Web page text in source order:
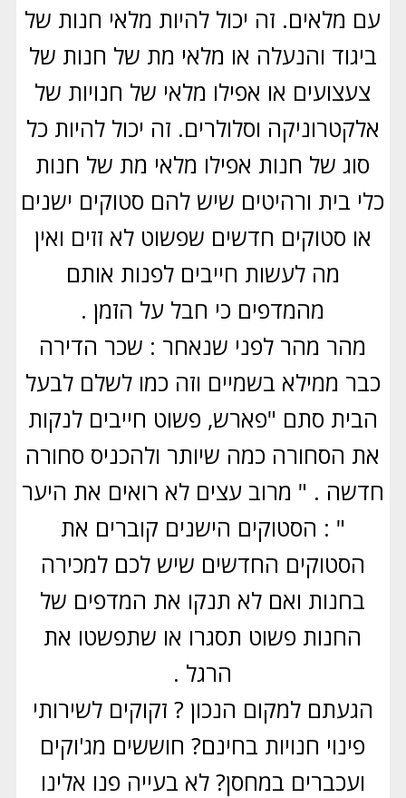
עם מלאים. זה יכול להיות מלאי חנות של
ביגוד והנעלה או מלאי מת של חנות של
צעצועים או אפילו מלאי של חנויות של
אלקטרוניקה וסלולרים. זה יכול להיות כל
סוג של חנות אפילו מלאי מת של חנות
כלי בית ורהיטים שיש להם סטוקים ישנים
או סטוקים חדשים שפשוט לא זזים ואין
מה לעשות חייבים לפנות אותם
מהמדפים כי חבל על הזמן .
מהר מהר לפני שנאחר : שכר הדירה
כבר ממילא בשמיים וזה כמו לשלם לבעל
הבית סתם "פארש, פשוט חייבים לנקות
את הסחורה כמה שיותר ולהכניס סחורה
חדשה . " מרוב עצים לא רואים את היער
" : הסטוקים הישנים קוברים את
הסטוקים החדשים שיש לכם למכירה
בחנות ואם לא תנקו את המדפים של
החנות פשוט תסגרו או שתפשטו את
הרגל .
הגעתם למקום הנכון ? זקוקים לשירותי
פינוי חנויות בחינם? חוששים מג'וקים
ועכברים במחסן? לא בעייה פנו אלינו